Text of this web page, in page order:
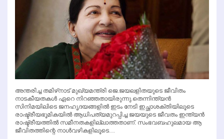
അന്തരിച്ച തമിഴ്‌നാട് മുഖ്യമന്ത്രി ജെ.ജയലളിതയുടെ ജീവിതം
നാടകീയതകള്‍ ഏറെ നിറഞ്ഞതായിരുന്നു.തെന്നിന്ത്യന്‍
സിനിമയിലിടെ ജനഹൃദയങ്ങളില്‍ ഇടം നേടി ഇച്ഛാശക്തിയിലൂടെ
രാഷ്ട്രീയഭൂമികയില്‍ ആധിപത്യമുറപ്പിച്ച ജയയുടെ ജീവതം ഇന്ത്യന്‍
രാഷ്ട്രീയത്തില്‍ സമീനതകളില്ലാത്തതാണ്. സംഭവബഹുലമായ ആ
ജീവിതത്തിന്റെ നാള്‍വഴികളിലൂടെ…